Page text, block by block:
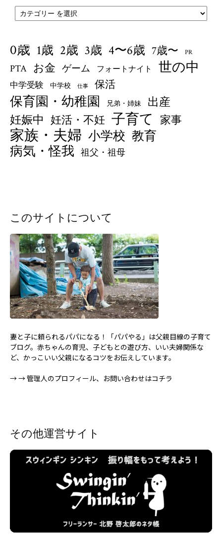
0歳 1歳 2歳 3歳 4〜6歳 7歳〜 PR
PTA お金 ゲーム フォートナイト 世の中
中学受験 中学校 仕事 保活
保育園・幼稚園 兄弟・姉妹 出産
妊娠中 妊活・不妊 子育て 家事
家族・夫婦 小学校 教育
病気・怪我 祖父・祖母
このサイトについて
妻と子に頼られるパパになる！「パパやる」は父親目線の子育て
ブログ。赤ちゃんの育児、子どもとの遊び方、いい夫婦関係な
ど、かっこいい父親になるコツをお伝えしています。
→→ 管理人のプロフィール、お問い合わせはコチラ
その他運営サイト